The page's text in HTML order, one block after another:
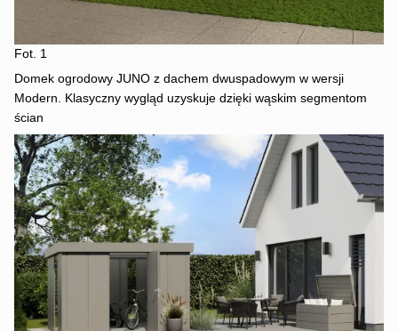
Fot. 1
Domek ogrodowy JUNO z dachem dwuspadowym w wersji
Modern. Klasyczny wygląd uzyskuje dzięki wąskim segmentom
ścian